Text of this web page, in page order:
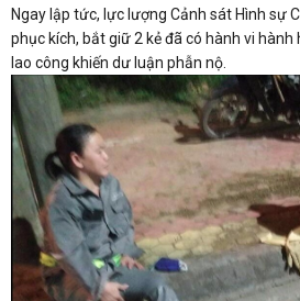
Ngay lập tức, lực lượng Cảnh sát Hình sự
phục kích, bắt giữ 2 kẻ đã có hành vi
lao công khiến dư luận phẫn nộ.